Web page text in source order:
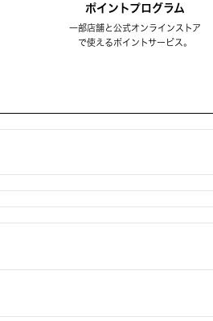
ポイントプログラム
一部店舗と公式オンラインストア
で使えるポイントサービス。